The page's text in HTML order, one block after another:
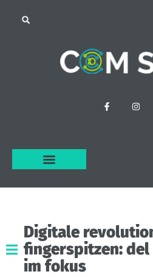
Digitale
fingerspitzen:del
im fokus